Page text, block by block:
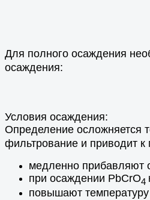
Для полного осаждения
осаждения:
Условия осаждения:
Определение осложняется
фильтрование и приводит
медленно прибавляют
при осаждении PbCrO4
повышают